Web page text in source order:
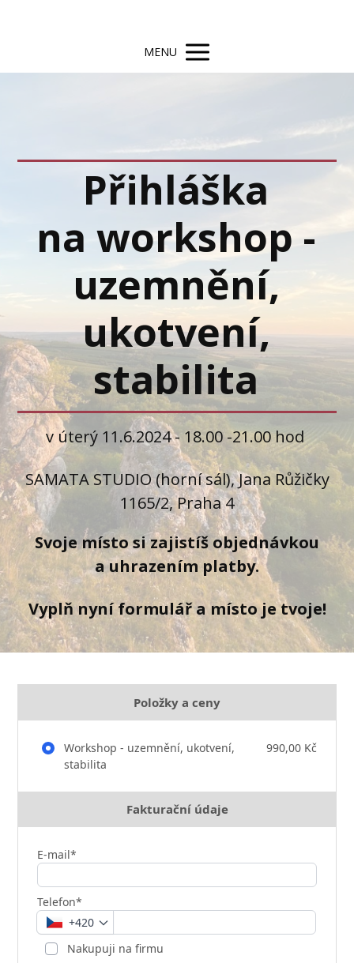
MENU
Přihláška
na workshop -
uzemnění,
ukotvení,
stabilita
v úterý 11.6.2024 - 18.00 -21.00 hod
SAMATA STUDIO (horní sál), Jana Růžičky
1165/2, Praha 4
Svoje místo si zajistíš objednávkou
a uhrazením platby.
Vyplň nyní formulář a místo je tvoje!
Položky a ceny
Workshop - uzemnění, ukotvení,
stabilita
990,00 Kč
Fakturační údaje
E-mail*
Telefon*
+420
Nakupuji na firmu